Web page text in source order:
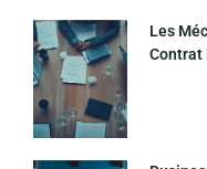
Les
Contrat